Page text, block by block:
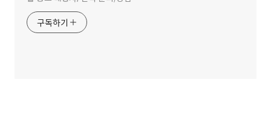
구독하기